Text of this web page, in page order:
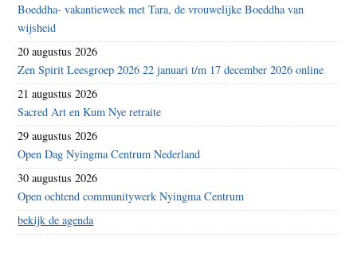
Boeddha- vakantieweek met Tara, de vrouwelijke Boeddha van
wijsheid
20 augustus 2026
Zen Spirit Leesgroep 2026 22 januari t/m 17 december 2026 online
21 augustus 2026
Sacred Art en Kum Nye retraite
29 augustus 2026
Open Dag Nyingma Centrum Nederland
30 augustus 2026
Open ochtend communitywerk Nyingma Centrum
bekijk de agenda